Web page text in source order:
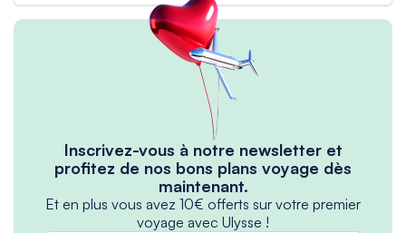
Inscrivez-vous à notre newsletter et
profitez de nos bons plans voyage dès
maintenant.
Et en plus vous avez 10€ offerts sur votre premier
voyage avec Ulysse !